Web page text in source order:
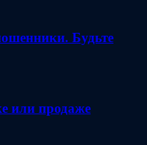
Будьте
или продаже